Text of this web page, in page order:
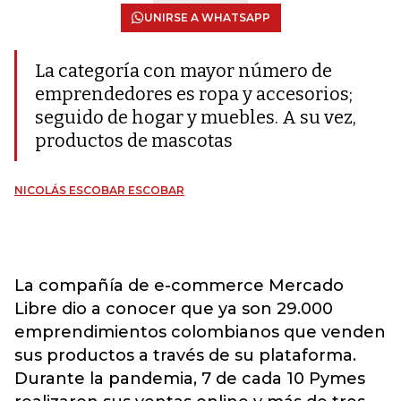
UNIRSE A WHATSAPP
La categoría con mayor número de
emprendedores es ropa y accesorios;
seguido de hogar y muebles. A su vez,
productos de mascotas
NICOLÁS ESCOBAR ESCOBAR
La compañía de e-commerce Mercado
Libre dio a conocer que ya son 29.000
emprendimientos colombianos que venden
sus productos a través de su plataforma.
Durante la pandemia, 7 de cada 10 Pymes